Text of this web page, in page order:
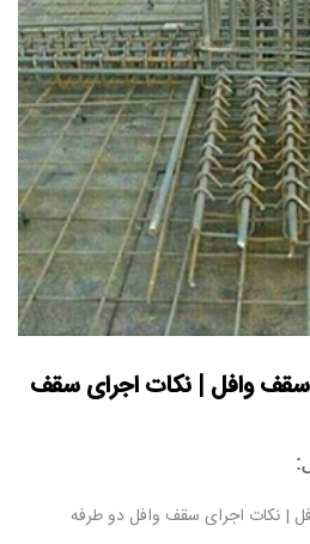
وافل | نکات اجرای سقف
| نکات اجرای سقف وافل دو طرفه